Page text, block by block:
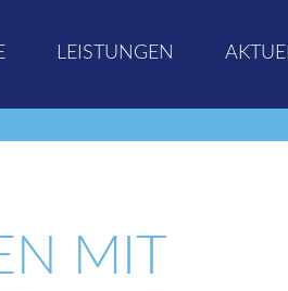
LEISTUNGEN
MIT